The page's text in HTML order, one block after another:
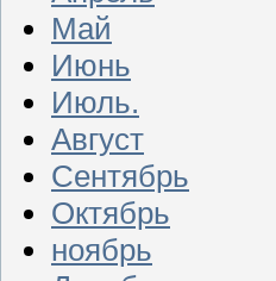
Май
Июнь
Июль.
Август
Сентябрь
Октябрь
ноябрь